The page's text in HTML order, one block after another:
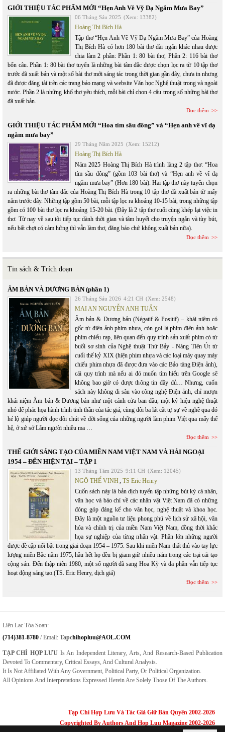
GIỚI THIỆU TÁC PHẨM MỚI “Hẹn Anh Về Vỹ Dạ Ngắm Mưa Bay”
06 Tháng Sáu 2025 (Xem: 13382)
Hoàng Thị Bích Hà
Tập thơ “Hẹn Anh Về Vỹ Dạ Ngắm Mưa Bay” của Hoàng
Thị Bích Hà có hơn 180 bài thơ dài ngắn khác nhau được
chia làm 2 phần: Phần 1: 80 bài thơ, Phần 2: 116 bài thơ
bốn câu. Phần 1: 80 bài thơ tuyển là những bài tâm đắc được chọn lọc ra từ 10 tập thơ
trước đã xuất bản và một số bài thơ mới sáng tác trong thời gian gần đây, chưa in nhưng
đã được đăng tải trên các trang báo mạng và website Văn học Nghệ thuật trong và ngoài
nước. Phần 2 là những khổ thơ yêu thích, mỗi bài chỉ chon 4 câu trong số những bài thơ
đã xuất bản.
Đọc thêm
GIỚI THIỆU TÁC PHẨM MỚI “Hoa tím sầu đông” và “Hẹn anh về vĩ dạ
ngắm mưa bay”
29 Tháng Năm 2025 (Xem: 15212)
Hoàng Thị Bích Hà
Năm 2025 Hoàng Thị Bích Hà trình làng 2 tập thơ: “Hoa
tím sầu đông” (gồm 103 bài thơ) và “Hẹn anh về vĩ dạ
ngắm mưa bay” (Hơn 180 bài). Hai tập thơ này tuyển chọn
ra những bài thơ tâm đắc của Hoàng Thị Bích Hà trong 10 tập thơ đã xuất bản từ mấy
năm trước đây. Những tập gồm 50 bài, mỗi tập lọc ra khoảng 10-15 bài, trong những tập
gồm có 100 bài thơ lọc ra khoảng 15-20 bài. (Đây là 2 tập thơ cuối cùng khép lại việc in
thơ. Từ nay về sau tôi tiếp tục dành thời gian và tâm huyết cho truyện ngắn và tùy bút,
nếu bất chợt có cảm hứng thì vẫn làm thơ, đăng báo chứ không xuất bản nữa).
Đọc thêm
Tin sách & Trích đoạn
ÂM BẢN VÀ DƯƠNG BẢN (phần 1)
26 Tháng Sáu 2026 4:21 CH (Xem: 2548)
MAI AN NGUYỄN ANH TUẤN
Âm bản & Dương bản (Négatif & Positif) – khái niệm có
gốc từ điện ảnh phim nhựa, còn gọi là phim điện ảnh hoặc
phim chiếu rạp, liên quan đến quy trình sản xuất phim có từ
buổi sơ sinh của Nghệ thuật Thứ Bảy - Nàng Tiên Út từ
cuối thế kỷ XIX (hiện phim nhựa và các loại máy quay máy
chiếu phim nhựa đã được đưa vào các Bảo tàng Điện ảnh),
cái quy trình mà nếu ai đó muốn tìm hiểu trên Google sẽ
không bao giờ có được thông tin đầy đủ… Nhưng, cuốn
sách này không đi sâu vào công nghệ Điện ảnh, chỉ mượn
khái niệm Âm bản & Dương bản như một cánh cửa ban đầu, một ký hiệu nghệ thuật
nhỏ để phác họa hành trình tinh thần của tác giả, cùng đôi ba lát cắt tự sự về nghề qua đó
hé lộ giúp người đọc đôi chút về đời sống của những người làm phim Việt qua mấy thế
hệ, ở xứ sở Lắm người nhiều ma …
Đọc thêm
THẾ GIỚI SÁNG TẠO CỦA MIỀN NAM VIỆT NAM VÀ HẢI NGOẠI
1954 – ĐẾN HIỆN TẠI – TẬP 1
13 Tháng Tám 2025 9:11 CH (Xem: 12045)
NGÔ THẾ VINH, TS Eric Henry
Cuốn sách này là bản dịch tuyển tập những bút ký cá nhân,
văn học và báo chí về các nhân vật Việt Nam đã có những
đóng góp đáng kể cho văn học, nghệ thuật và khoa học.
Đây là một nguồn tư liệu phong phú về lịch sử xã hội, văn
hóa và chính trị của miền Nam Việt Nam, đồng thời khắc
họa sự nghiệp của từng nhân vật. Phần lớn những người
được đề cập nổi bật trong giai đoạn 1954 – 1975. Sau khi miền Nam thất thủ vào tay lực
lượng miền Bắc năm 1975, hầu hết họ đều bị giam giữ nhiều năm trong các trại cải tạo
cộng sản. Đến thập niên 1980, một số người đã sang Hoa Kỳ và đa phần vẫn tiếp tục
hoạt động sáng tạo.(TS. Eric Henry, dịch giả)
Đọc thêm
Liên Lạc Tòa Soạn:
(714)381-8780 / Email: TapcHihopluu@AOL.COM
TẠP CHÍ HỢP LƯU Is An Independent Literary, Arts, And Research-Based Publication
Devoted To Commentary, Critical Essays, And Cultural Analysis.
It Is Not Affiliated With Any Government, Political Party, Or Political Organization.
All Opinions And Interpretations Expressed Herein Are Solely Those Of The Authors.
Tạp Chí Hợp Lưu Và Tác Giả Giữ Bản Quyền 2002-2026
Copyrighted By Authors And Hop Luu Magazine 2002-2026